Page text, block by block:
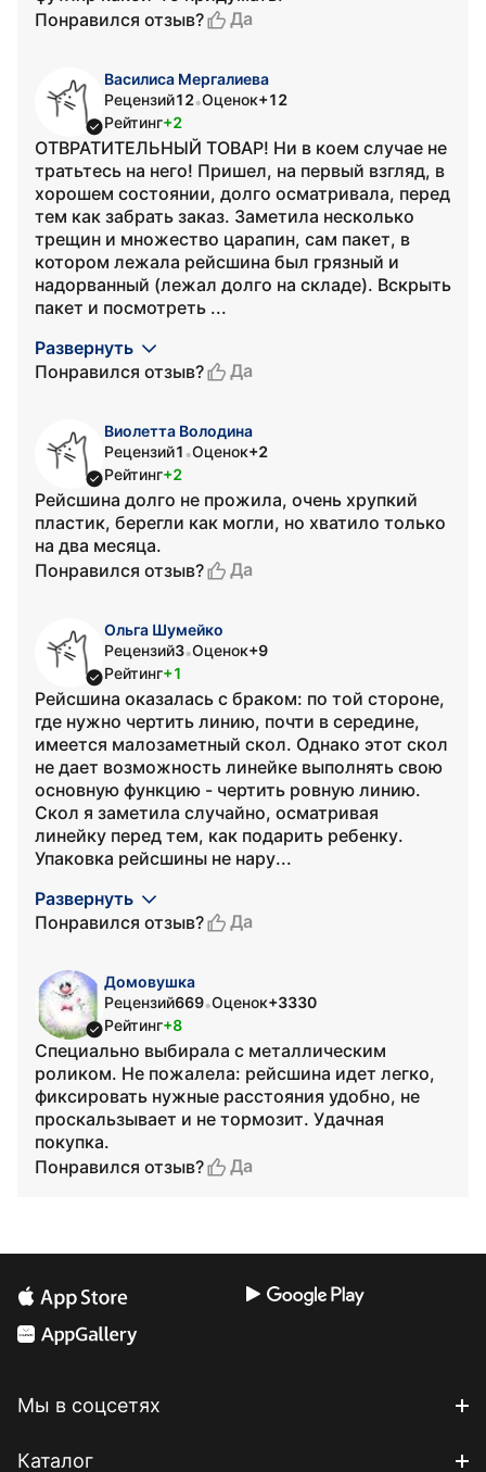
Понравился отзыв?
Да
Василиса Мергалиева
Рецензий12•Оценок+12
Рейтинг+2
ОТВРАТИТЕЛЬНЫЙ ТОВАР! Ни в коем случае не
тратьтесь на него! Пришел, на первый взгляд, в
хорошем состоянии, долго осматривала, перед
тем как забрать заказ. Заметила несколько
трещин и множество царапин, сам пакет, в
котором лежала рейсшина был грязный и
надорванный (лежал долго на складе). Вскрыть
пакет и посмотреть ...
Развернуть
Понравился отзыв?
Да
Виолетта Володина
Рецензий1 •Оценок+2
Рейтинг+2
Рейсшина долго не прожила, очень хрупкий
пластик, берегли как могли, но хватило только
на два месяца.
Понравился отзыв?
Да
Ольга Шумейко
Рецензий3•Оценок+9
Рейтинг+1
Рейсшина оказалась с браком: по той стороне,
где нужно чертить линию, почти в середине,
имеется малозаметный скол. Однако этот скол
не дает возможность линейке выполнять свою
основную функцию - чертить ровную линию.
Скол я заметила случайно, осматривая
линейку перед тем, как подарить ребенку.
Упаковка рейсшины не нару...
Развернуть
Понравился отзыв?
Да
Домовушка
Рецензий669•Оценок+3330
Рейтинг+8
Специально выбирала с металлическим
роликом. Не пожалела: рейсшина идет легко,
фиксировать нужные расстояния удобно, не
проскальзывает и не тормозит. Удачная
покупка.
Понравился отзыв?
Да
Мы в соцсетях
Каталог